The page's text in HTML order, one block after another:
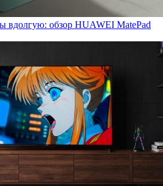
вдолгую: обзор HUAWEI MatePad